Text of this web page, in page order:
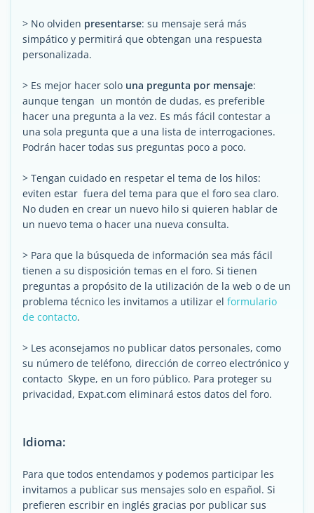
> No olviden presentarse: su mensaje será más
simpático y permitirá que obtengan una respuesta
personalizada.
> Es mejor hacer solo una pregunta por mensaje:
aunque tengan un montón de dudas, es preferible
hacer una pregunta a la vez. Es más fácil contestar a
una sola pregunta que a una lista de interrogaciones.
Podrán hacer todas sus preguntas poco a poco.
> Tengan cuidado en respetar el tema de los hilos:
eviten estar fuera del tema para que el foro sea claro.
No duden en crear un nuevo hilo si quieren hablar de
un nuevo tema o hacer una nueva consulta.
> Para que la búsqueda de información sea más fácil
tienen a su disposición temas en el foro. Si tienen
preguntas a propósito de la utilización de la web o de un
problema técnico les invitamos a utilizar el formulario
de contacto.
> Les aconsejamos no publicar datos personales, como
su número de teléfono, dirección de correo electrónico y
contacto Skype, en un foro público. Para proteger su
privacidad, Expat.com eliminará estos datos del foro.
Idioma:
Para que todos entendamos y podemos participar les
invitamos a publicar sus mensajes solo en español. Si
prefieren escribir en inglés gracias por publicar sus